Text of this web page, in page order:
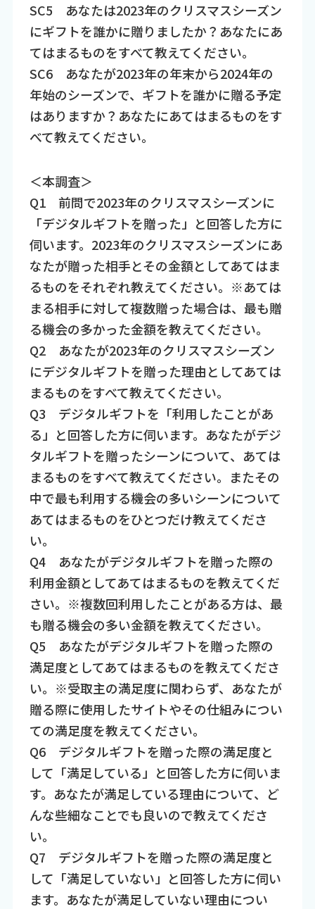
SC5 あなたは2023年のクリスマスシーズン
にギフトを誰かに贈りましたか？あなたにあ
てはまるものをすべて教えてください。
SC6 あなたが2023年の年末から2024年の
年始のシーズンで、ギフトを誰かに贈る予定
はありますか？あなたにあてはまるものをす
べて教えてください。
＜本調査＞
Q1 前問で2023年のクリスマスシーズンに
「デジタルギフトを贈った」と回答した方に
伺います。2023年のクリスマスシーズンにあ
なたが贈った相手とその金額としてあてはま
るものをそれぞれ教えてください。※あては
まる相手に対して複数贈った場合は、最も贈
る機会の多かった金額を教えてください。
Q2 あなたが2023年のクリスマスシーズン
にデジタルギフトを贈った理由としてあては
まるものをすべて教えてください。
Q3 デジタルギフトを「利用したことがあ
る」と回答した方に伺います。あなたがデジ
タルギフトを贈ったシーンについて、あては
まるものをすべて教えてください。またその
中で最も利用する機会の多いシーンについて
あてはまるものをひとつだけ教えてくださ
い。
Q4 あなたがデジタルギフトを贈った際の
利用金額としてあてはまるものを教えてくだ
さい。※複数回利用したことがある方は、最
も贈る機会の多い金額を教えてください。
Q5 あなたがデジタルギフトを贈った際の
満足度としてあてはまるものを教えてくださ
い。※受取主の満足度に関わらず、あなたが
贈る際に使用したサイトやその仕組みについ
ての満足度を教えてください。
Q6 デジタルギフトを贈った際の満足度と
して「満足している」と回答した方に伺いま
す。あなたが満足している理由について、ど
んな些細なことでも良いので教えてくださ
い。
Q7 デジタルギフトを贈った際の満足度と
して「満足していない」と回答した方に伺い
ます。あなたが満足していない理由につい